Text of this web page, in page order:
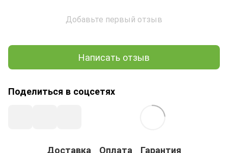
Добавьте первый отзыв
Написать отзыв
Поделиться в соцсетях
Доставка Оплата Гарантия